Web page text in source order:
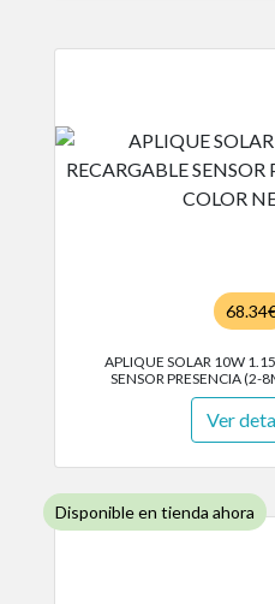
APLIQUE SOLAR 10W
SENSOR PRESENCIA (2-
Ver
Disponible en tienda ahora